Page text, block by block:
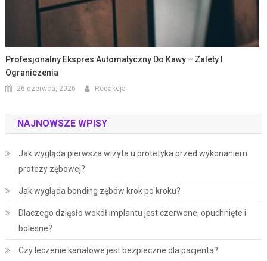
Profesjonalny Ekspres Automatyczny Do Kawy – Zalety I
Ograniczenia
26 czerwca, 2026 Redakcja
NAJNOWSZE WPISY
Jak wygląda pierwsza wizyta u protetyka przed wykonaniem
protezy zębowej?
Jak wygląda bonding zębów krok po kroku?
Dlaczego dziąsło wokół implantu jest czerwone, opuchnięte i
bolesne?
Czy leczenie kanałowe jest bezpieczne dla pacjenta?